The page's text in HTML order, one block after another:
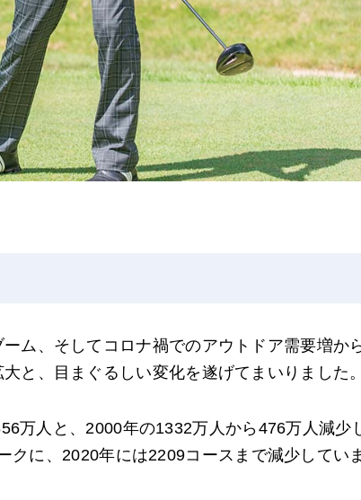
ム、そしてコロナ禍でのアウトドア需要増か
と、目まぐるしい変化を遂げてまいりました。
万人と、2000年の1332万人から476万人減少
に、2020年には2209コースまで減少してい